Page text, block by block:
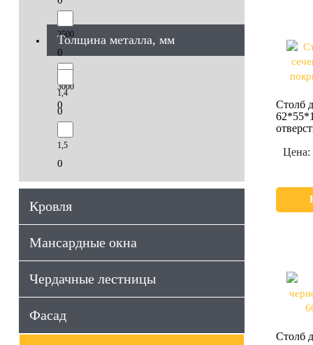
2500
0
3000
0
Толщина металла, мм
1,4
0
1,5
0
Кровля
Мансардные окна
Чердачные лестницы
Фасад
Столб
Цена:
Столб